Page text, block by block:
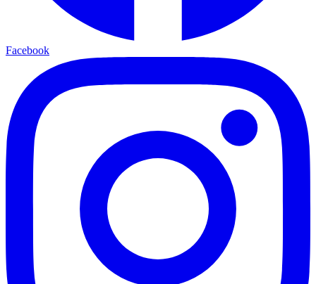
Facebook